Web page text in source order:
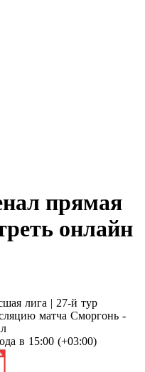
прямая
онлайн
лига | 27-й тур
матча Сморгонь -
в 15:00 (+03:00)